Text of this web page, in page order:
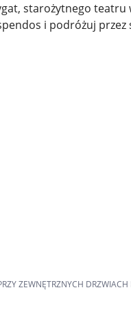
starożytnego teatru
i podróżuj
ZEWNĘTRZNYCH